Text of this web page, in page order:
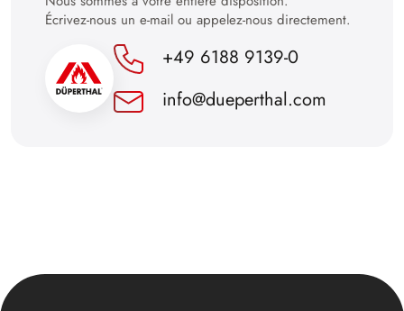
Écrivez-nous un e-mail ou appelez-nous directement.
+49 6188 9139-0
info@dueperthal.com